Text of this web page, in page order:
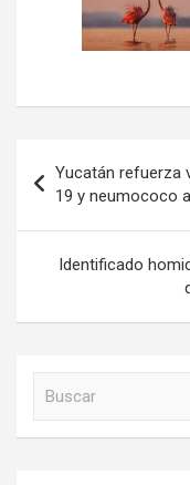
de
entradas
Yucatán refuerza
19 y neumococo
Identificado